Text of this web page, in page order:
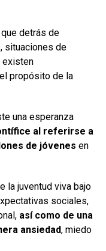
detrás de
situaciones de
existen
propósito de la
una esperanza
al referirse a
de jóvenes en
la juventud viva bajo
sociales,
así como de una
ansiedad, miedo